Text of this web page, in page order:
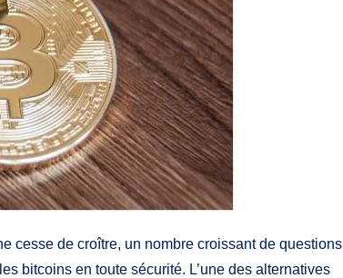
cesse de croître, un nombre croissant de questions
bitcoins en toute sécurité. L’une des alternatives